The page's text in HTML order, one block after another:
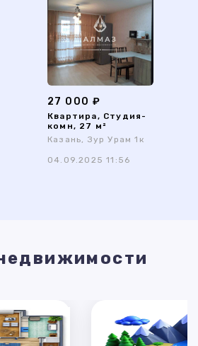
27 000 ₽
Квартира, Студия-
комн, 27 м²
Казань, Зур Урам 1к
04.09.2025 11:56